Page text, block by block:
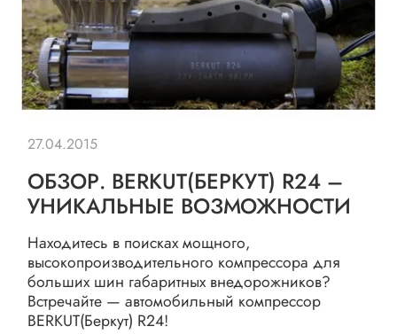
ОБЗОР. BERKUT(БЕРКУТ) R24 –
УНИКАЛЬНЫЕ ВОЗМОЖНОСТИ
Находитесь в поисках мощного,
высокопроизводительного компрессора для
больших шин габаритных внедорожников?
Встречайте — автомобильный компрессор
BERKUT(Беркут) R24!
27.04.2015